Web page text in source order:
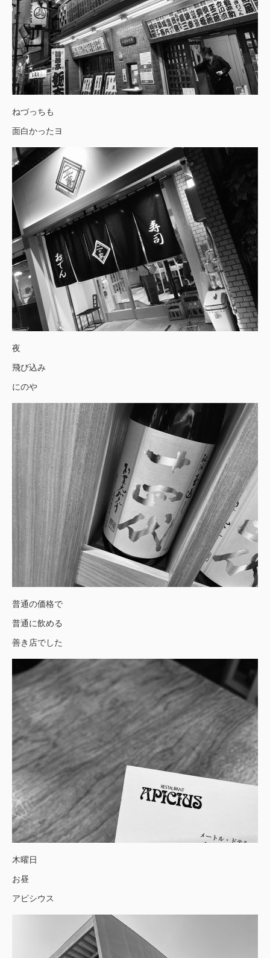
ねづっちも
面白かったヨ
夜
飛び込み
にのや
普通の価格で
普通に飲める
善き店でした
木曜日
お昼
アピシウス